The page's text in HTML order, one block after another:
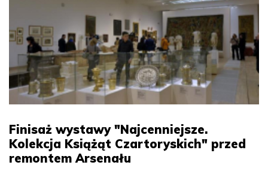
Finisaż wystawy "Najcenniejsze.
Kolekcja Książąt Czartoryskich" przed
remontem Arsenału